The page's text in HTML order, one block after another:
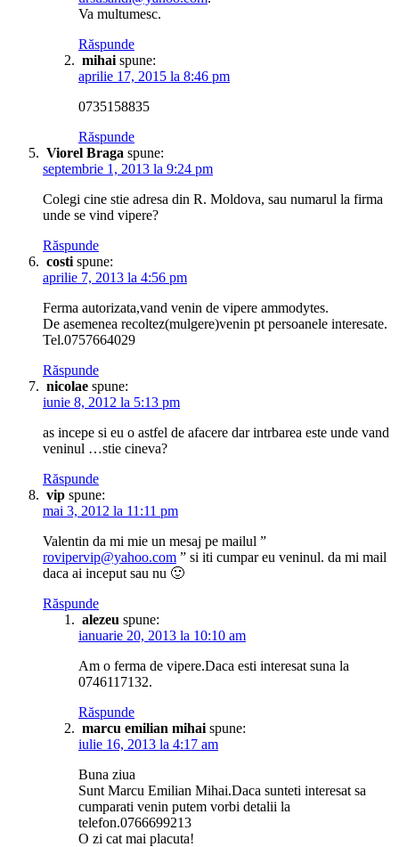
Va multumesc.
Răspunde
mihai spune:
aprilie 17, 2015 la 8:46 pm
0735158835
Răspunde
Viorel Braga spune:
septembrie 1, 2013 la 9:24 pm
Colegi cine stie adresa din R. Moldova, sau numarul la firma
unde se vind vipere?
Răspunde
costi spune:
aprilie 7, 2013 la 4:56 pm
Ferma autorizata,vand venin de vipere ammodytes.
De asemenea recoltez(mulgere)venin pt persoanele interesate.
Tel.0757664029
Răspunde
nicolae spune:
iunie 8, 2012 la 5:13 pm
as incepe si eu o astfel de afacere dar intrbarea este unde vand
veninul …stie cineva?
Răspunde
vip spune:
mai 3, 2012 la 11:11 pm
Valentin da mi mie un mesaj pe mailul ”
rovipervip@yahoo.com ” si iti cumpar eu veninul. da mi mail
daca ai inceput sau nu 🙂
Răspunde
alezeu spune:
ianuarie 20, 2013 la 10:10 am
Am o ferma de vipere.Daca esti interesat suna la
0746117132.
Răspunde
marcu emilian mihai spune:
iulie 16, 2013 la 4:17 am
Buna ziua
Sunt Marcu Emilian Mihai.Daca sunteti interesat sa
cumparati venin putem vorbi detalii la
telefon.0766699213
O zi cat mai placuta!